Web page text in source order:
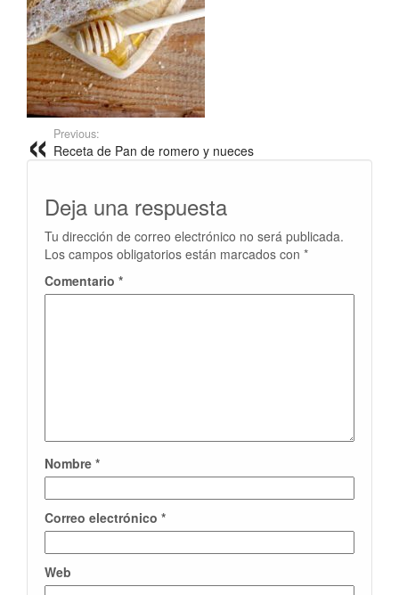
Previous:
Receta de Pan de romero y nueces
Deja una respuesta
Tu dirección de correo electrónico no será publicada.
Los campos obligatorios están marcados con *
Comentario *
Nombre *
Correo electrónico *
Web